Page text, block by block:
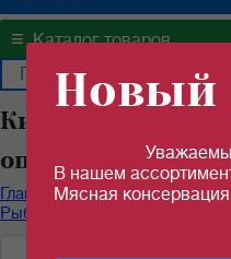
≡ Каталог товаров
Килька
оптом в Самаре
Главная/ Каталог продуктов/
Рыбные консервы
Новый
Уважаемые,
В нашем
Мясная